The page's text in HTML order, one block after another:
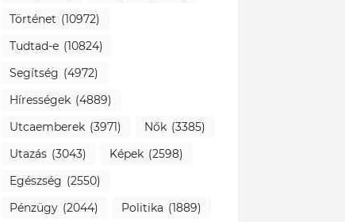
Történet (10972)
Tudtad-e (10824)
Segítség (4972)
Hírességek (4889)
Utcaemberek (3971) Nők (3385)
Utazás (3043) Képek (2598)
Egészség (2550)
Pénzügy (2044) Politika (1889)